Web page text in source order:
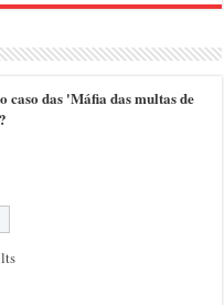
caso das 'Máfia das multas de